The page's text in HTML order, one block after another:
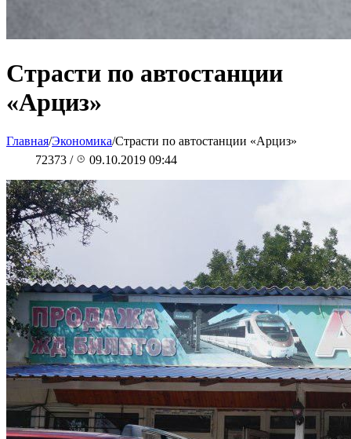
Страсти по автостанции
«Арциз»
Главная/Экономика/Страсти по автостанции «Арциз»
72373 / 09.10.2019 09:44